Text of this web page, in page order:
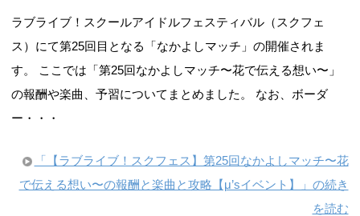
ラブライブ！スクールアイドルフェスティバル（スクフェ
ス）にて第25回目となる「なかよしマッチ」の開催されま
す。 ここでは「第25回なかよしマッチ〜花で伝える想い〜」
の報酬や楽曲、予習についてまとめました。 なお、ボーダ
ー・・・
「【ラブライブ！スクフェス】第25回なかよしマッチ〜花
で伝える想い〜の報酬と楽曲と攻略【μ’sイベント】」の続き
を読む